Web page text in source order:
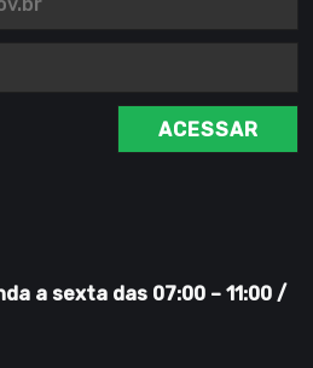
ACESSAR
a sexta das 07:00 – 11:00 /